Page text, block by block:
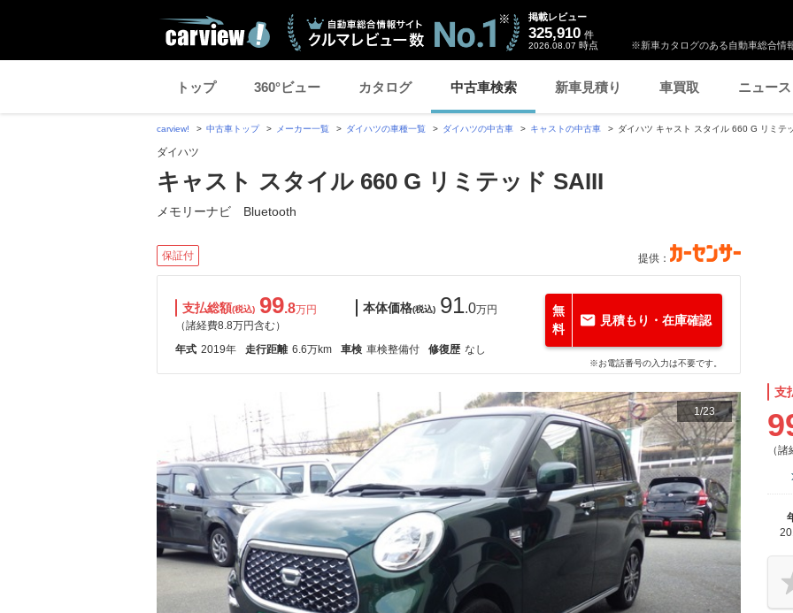
※新車カタログのある自動車総合情
掲載レビュー
325,910 件
2026.08.07 時点
トップ 360°ビュー カタログ 中古車検索 新車見積り 車買取 ニュース
carview! 中古車トップ メーカー一覧 ダイハツの車種一覧 ダイハツの中古車 キャストの中古車 ダイハツ キャスト スタイル 660 G リミ
ダイハツ
キャスト スタイル 660 G リミテッド SAIII
メモリーナビ Bluetooth
保証付 提供：
支払総額(税込) 99.8万円
（諸経費8.8万円含む）
本体価格(税込) 91.0万円
年式 2019年 走行距離 6.6万km 車検 車検整備付 修復歴 なし
無
料
見積もり・在庫確認
※お電話番号の入力は不要です。
1/23
支
（